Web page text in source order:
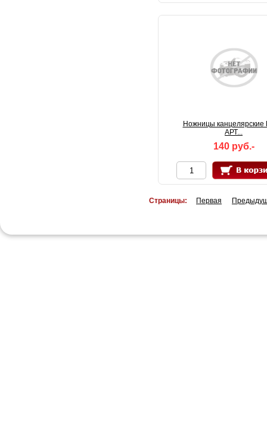
Ножницы канцелярские
АРТ...
140 руб.-
Страницы: Первая